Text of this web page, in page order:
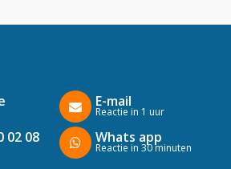
02 08
E-mail
Reactie in 1 uur
Whats app
Reactie in 30 minuten